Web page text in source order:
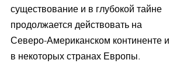
существование и в глубокой тайне
продолжается действовать на
Северо-Американском континенте и
в некоторых странах Европы.